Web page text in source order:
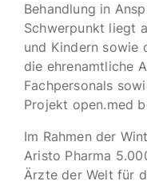
Behandlung in
Schwerpunkt liegt
und Kindern sowie
die ehrenamtliche
Fachpersonals
Projekt open.med
Im Rahmen der
Aristo Pharma
Ärzte der Welt für